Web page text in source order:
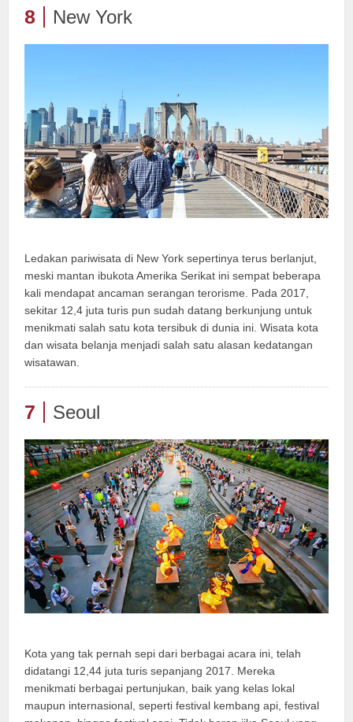
8 New York
Ledakan pariwisata di New York sepertinya terus berlanjut,
meski mantan ibukota Amerika Serikat ini sempat beberapa
kali mendapat ancaman serangan terorisme. Pada 2017,
sekitar 12,4 juta turis pun sudah datang berkunjung untuk
menikmati salah satu kota tersibuk di dunia ini. Wisata kota
dan wisata belanja menjadi salah satu alasan kedatangan
wisatawan.
7 Seoul
Kota yang tak pernah sepi dari berbagai acara ini, telah
didatangi 12,44 juta turis sepanjang 2017. Mereka
menikmati berbagai pertunjukan, baik yang kelas lokal
maupun internasional, seperti festival kembang api, festival